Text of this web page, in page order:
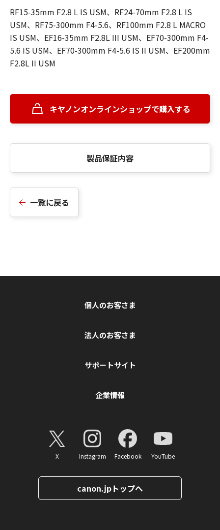
RF15-35mm F2.8 L IS USM、RF24-70mm F2.8 L IS
USM、RF75-300mm F4-5.6、RF100mm F2.8 L MACRO
IS USM、EF16-35mm F2.8L III USM、EF70-300mm F4-
5.6 IS USM、EF70-300mm F4-5.6 IS II USM、EF200mm
F2.8L II USM
キヤノンオンラインショップで購入する
製品保証内容
一覧に戻る
個人のお客さま
法人のお客さま
サポートサイト
企業情報
X Instagram Facebook YouTube
canon.jpトップへ